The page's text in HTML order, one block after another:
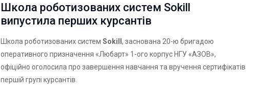
Школа роботизованих систем Sokill
випустила перших курсантів
Школа роботизованих системSokill, заснована 20-ю бригадою
оперативного призначення «Любарт» 1-ого корпус НГУ «АЗОВ»,
офіційно оголосила про завершення навчання та вручення сертифікатів
першій групі курсантів.